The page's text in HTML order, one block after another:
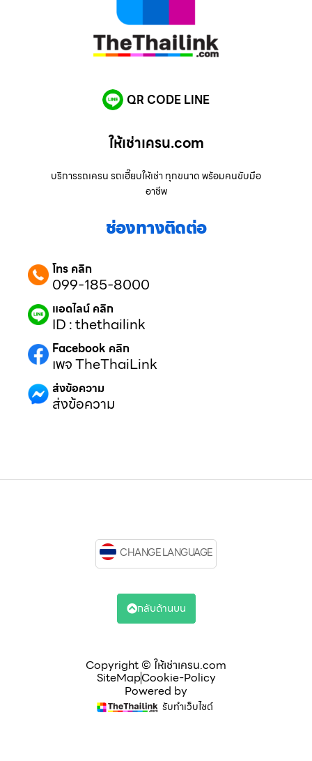
QR CODE LINE
ให้เช่าเครน.com
บริการรถเครน รถเฮี๊ยบให้เช่า ทุกขนาด พร้อมคนขับมือ
อาชีพ
ช่องทางติดต่อ
โทร คลิก
099-185-8000
แอดไลน์ คลิก
ID : thethailink
Facebook คลิก
เพจ TheThaiLink
ส่งข้อความ
ส่งข้อความ
Copyright © ให้เช่าเครน.com
SiteMapCookie-Policy
Powered by
รับทำเว็บไซต์
CHANGE LANGUAGE
กลับด้านบน